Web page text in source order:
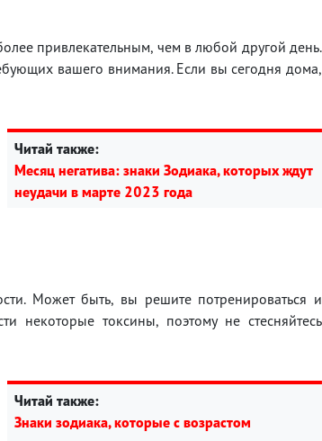
привлекательным, чем в любой другой день.
вашего внимания. Если вы сегодня дома,
Читай также:
Месяц негатива: знаки Зодиака, которых ждут
неудачи в марте 2023 года
Может быть, вы решите потренироваться и
некоторые токсины, поэтому не стесняйтесь
Читай также:
Знаки зодиака, которые с возрастом